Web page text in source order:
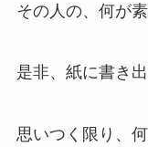
その人の、何が
是非、紙に書き
思いつく限り、